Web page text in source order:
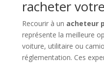
racheter
Recourir à un acheteur
représente la meilleure
voiture, utilitaire ou
réglementation. Ces